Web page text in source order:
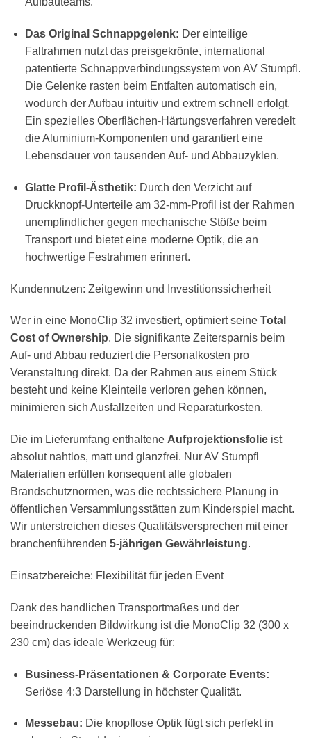
Das Original Schnappgelenk: Der einteilige
Faltrahmen nutzt das preisgekrönte, international
patentierte Schnappverbindungssystem von AV Stumpfl.
Die Gelenke rasten beim Entfalten automatisch ein,
wodurch der Aufbau intuitiv und extrem schnell erfolgt.
Ein spezielles Oberflächen-Härtungsverfahren veredelt
die Aluminium-Komponenten und garantiert eine
Lebensdauer von tausenden Auf- und Abbauzyklen.
Glatte Profil-Ästhetik: Durch den Verzicht auf
Druckknopf-Unterteile am 32-mm-Profil ist der Rahmen
unempfindlicher gegen mechanische Stöße beim
Transport und bietet eine moderne Optik, die an
hochwertige Festrahmen erinnert.
Kundennutzen: Zeitgewinn und Investitionssicherheit
Wer in eine MonoClip 32 investiert, optimiert seine Total
Cost of Ownership. Die signifikante Zeitersparnis beim
Auf- und Abbau reduziert die Personalkosten pro
Veranstaltung direkt. Da der Rahmen aus einem Stück
besteht und keine Kleinteile verloren gehen können,
minimieren sich Ausfallzeiten und Reparaturkosten.
Die im Lieferumfang enthaltene Aufprojektionsfolie ist
absolut nahtlos, matt und glanzfrei. Nur AV Stumpfl
Materialien erfüllen konsequent alle globalen
Brandschutznormen, was die rechtssichere Planung in
öffentlichen Versammlungsstätten zum Kinderspiel macht.
Wir unterstreichen dieses Qualitätsversprechen mit einer
branchenführenden 5-jährigen Gewährleistung.
Einsatzbereiche: Flexibilität für jeden Event
Dank des handlichen Transportmaßes und der
beeindruckenden Bildwirkung ist die MonoClip 32 (300 x
230 cm) das ideale Werkzeug für:
Business-Präsentationen & Corporate Events:
Seriöse 4:3 Darstellung in höchster Qualität.
Messebau: Die knopflose Optik fügt sich perfekt in